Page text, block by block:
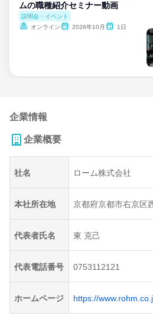
ムの職種紹介セミナー動画
説明会・イベント
オンライン
2026年10月 1日
企業情報
企業概要
社名 ローム株式会社
本社所在地 京都府京都市右京区
代表者氏名 東 克己
代表電話番号 0753112121
ホームページ https://